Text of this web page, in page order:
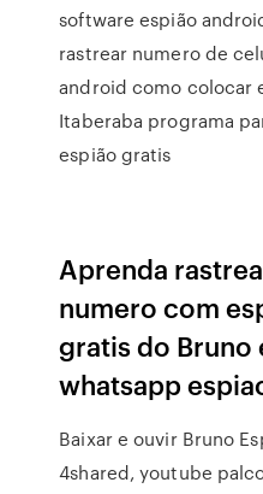
software espião
rastrear numero de
android como colocar
Itaberaba programa
espião gratis
Aprenda
numero com
gratis do Bruno
whatsapp
Baixar e ouvir Bruno
4shared, youtube